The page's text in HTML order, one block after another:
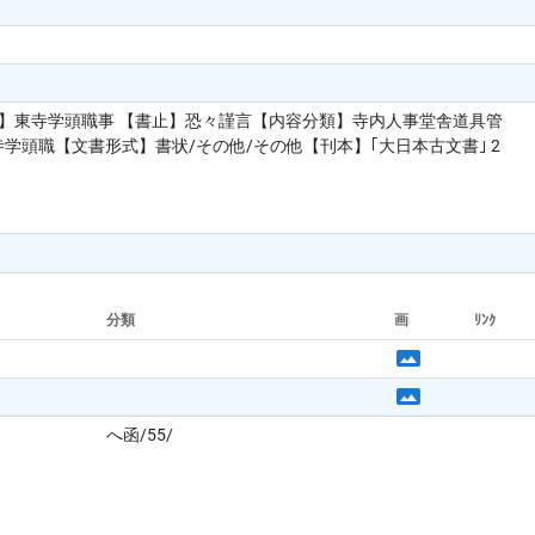
寺学頭職事 【書止】恐々謹言【内容分類】寺内人事堂舎道具管
頭職【文書形式】書状/その他/その他【刊本】｢大日本古文書｣ 2
分類 画 ﾘﾝｸ
へ函/55/